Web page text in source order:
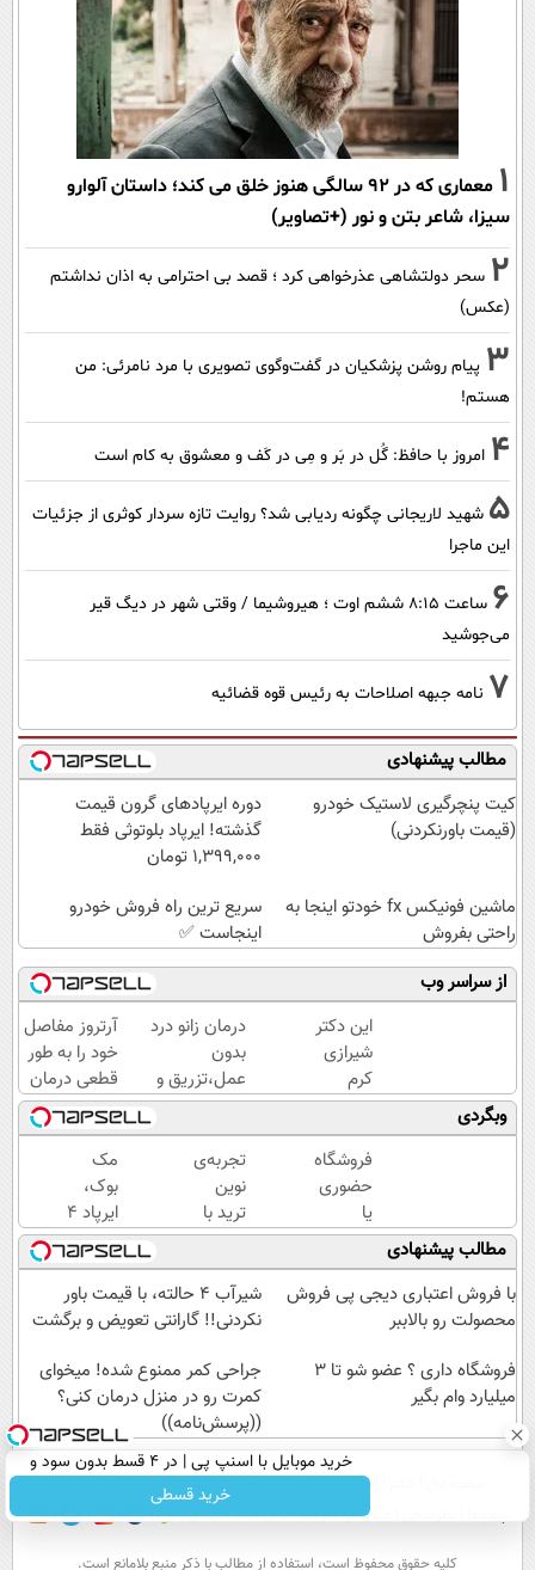
1
معماری که در 92 سالگی هنوز خلق می کند؛ داستان آلوارو
سیزا، شاعر بتن و نور (+تصاویر)
2 سحر دولتشاهی عذرخواهی کرد ؛ قصد بی احترامی به اذان نداشتم
(عکس)
3 پیام روشن پزشکیان در گفت‌و‌گوی تصویری با مرد نامرئی: من
هستم!
4 امروز با حافظ: گُل در بَر و مِی در کَف و معشوق به کام است
5 شهید لاریجانی چگونه ردیابی شد؟ روایت تازه سردار کوثری از جزئیات
این ماجرا
6
ساعت ۸:۱۵ ششم اوت ؛ هیروشیما / وقتی شهر در دیگ قیر
می‌جوشید
7 نامه جبهه اصلاحات به رئیس قوه قضائیه
مطالب پیشنهادی
کیت پنچرگیری لاستیک خودرو
(قیمت باورنکردنی)
دوره ایرپاد‌های گرون قیمت
گذشته! ایرپاد بلوتوثی فقط
1,399,000 تومان
ماشین فونیکس fx خودتو اینجا به
راحتی بفروش
سریع ترین راه فروش خودرو
اینجاست ✅
از سراسر وب
این دکتر
شیرازی
کرم
ترمیم
زخم
ایرانی را
ساخت!!!
درمان زانو درد
بدون
عمل،تزریق و
دارو
(◂پرسش‌نامه)
آرتروز مفاصل
خود را به طور
قطعی درمان
کنید!
◗پرسش‌نامه◖
وبگردی
فروشگاه
حضوری
یا
اینترنتی
داری؟
راحت
خدماتت
تجربه‌ی
نوین
ترید با
والکس،
آینده‌ای
روشن
در
شماست
مک
بوک،
ایرپاد 4
با آیفون
17 -
همشو با
وام
بخر
مطالب پیشنهادی
با فروش اعتباری دیجی پی فروش
محصولت رو بالاببر
شیر‌آب ۴ حالته، با قیمت باور
نکردنی!! گارانتی تعویض و برگشت
فروشگاه داری ؟ عضو شو تا 3
میلیارد وام بگیر
جراحی کمر ممنوع شده! میخوای
کمرت رو در منزل درمان کنی؟
((پرسش‌نامه))
خرید موبایل با اسنپ پی | در ۴ قسط بدون سود و
کارمزد!
خرید قسطی عصر ایران۲ تماس با ما
آب و هوا اوقات شرعی سواد زندگی
كليه حقوق محفوظ است، استفاده از مطالب با ذكر منبع بلامانع است.